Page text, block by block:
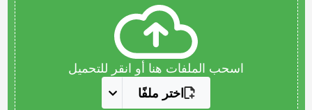
اسحب الملفات هنا أو انقر للتحميل
اختر ملفًا